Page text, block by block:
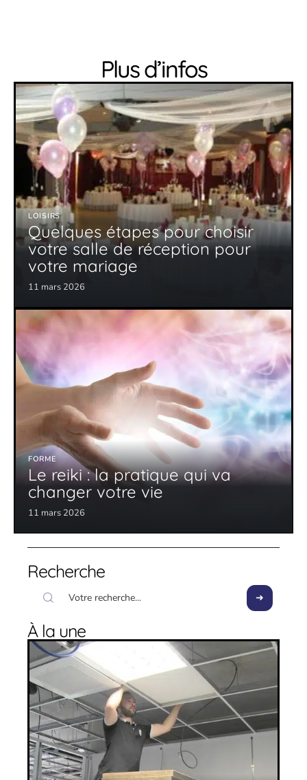
Plus d’infos
LOISIRS
Quelques étapes pour choisir
votre salle de réception pour
votre mariage
11 mars 2026
FORME
Le reiki : la pratique qui va
changer votre vie
11 mars 2026
Recherche
À la une